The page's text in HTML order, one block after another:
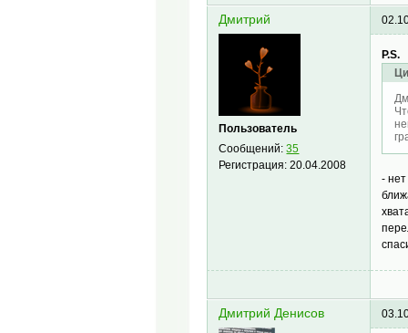
Дмитрий
Пользователь
Сообщений:35
Регистрация:20.04.2008
P.S.
-
Дмитрий Денисов